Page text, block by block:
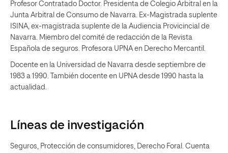
Profesor Contratado Doctor. Presidenta de Colegio Arbitral en la
Junta Arbitral de Consumo de Navarra. Ex-Magistrada suplente
ISINA, ex-magistrada suplente de la Audiencia Provicincial de
Navarra. Miembro del comité de redacción de la Revista
Española de seguros. Profesora UPNA en Derecho Mercantil.
Docente en la Universidad de Navarra desde septiembre de
1983 a 1990. También docente en UPNA desde 1990 hasta la
actualidad.
Líneas de investigación
Seguros, Protección de consumidores, Derecho Foral. Cuenta